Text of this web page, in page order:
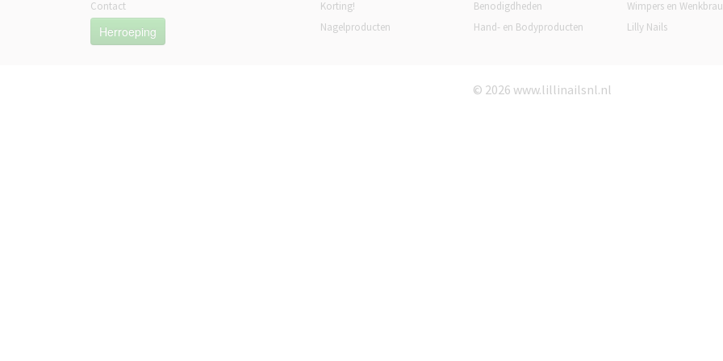
Contact
Herroeping
Korting!
Nagelproducten
Benodigdheden
Hand- en Bodyproducten
Wimpers en
Lilly Nails
© 2026 www.lillinailsnl.nl